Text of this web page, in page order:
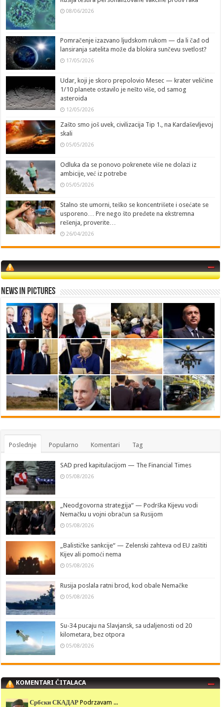
08/06/2026
Pomračenje izazvano ljudskom rukom — da li čađ od
lansiranja satelita može da blokira sunčevu svetlost?
17/05/2026
Udar, koji je skoro prepolovio Mesec — krater veličine
1/10 planete ostavilo je nešto više, od samog
asteroida
12/05/2026
Zašto smo još uvek, civilizacija Tip 1., na Kardaševljevoj
skali
05/05/2026
Odluka da se ponovo pokrenete više ne dolazi iz
ambicije, već iz potrebe
05/05/2026
Stalno ste umorni, teško se koncentrišete i osećate se
usporeno… Pre nego što pređete na ekstremna
rešenja, proverite…
26/04/2026
News in Pictures
Poslednje Popularno Komentari Tag
SAD pred kapitulacijom — The Financial Times
05/08/2026
„Neodgovorna strategija“ — Podrška Kijevu vodi
Nemačku u vojni obračun sa Rusijom
05/08/2026
„Balističke sankcije“ — Zelenski zahteva od EU zaštiti
Kijev ali pomoći nema
05/08/2026
Rusija poslala ratni brod, kod obale Nemačke
05/08/2026
Su-34 pucaju na Slavjansk, sa udaljenosti od 20
kilometara, bez otpora
05/08/2026
KOMENTARI ČITALACA
Србски СКАДАР Podrzavam ...